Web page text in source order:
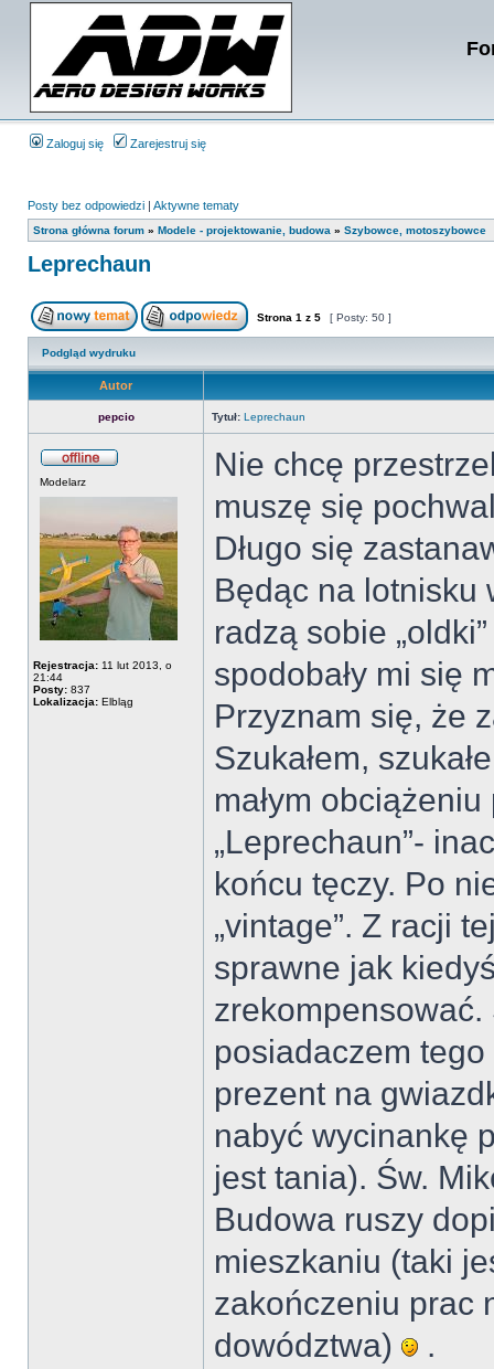
Zaloguj się Zarejestruj się
Posty bez odpowiedzi | Aktywne tematy
Strona główna forum » Modele - projektowanie, budowa » Szybowce, motoszybowce
Leprechaun
Strona 1 z 5 [ Posty: 50 ]
Podgląd wydruku
Autor
pepcio Tytuł: Leprechaun
Modelarz
Rejestracja: 11 lut 2013, o
21:44
Posty: 837
Lokalizacja: Elbląg
Nie chcę
muszę się
Długo się
Będąc na lotnisku
radzą sobie
spodobały mi się
Przyznam się, że
Szukałem,
małym
„Leprechaun”-
końcu tęczy. Po
„vintage”. Z racji
sprawne jak
zrekompensować.
posiadaczem
prezent na
nabyć wycinankę
jest tania). Św.
Budowa ruszy
mieszkaniu (taki
zakończeniu prac
dowództwa)
.